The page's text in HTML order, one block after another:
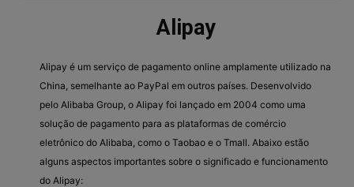
Alipay
Alipay é um serviço de pagamento online amplamente utilizado na
China, semelhante ao PayPal em outros países. Desenvolvido
pelo Alibaba Group, o Alipay foi lançado em 2004 como uma
solução de pagamento para as plataformas de comércio
eletrônico do Alibaba, como o Taobao e o Tmall. Abaixo estão
alguns aspectos importantes sobre o significado e funcionamento
do Alipay: